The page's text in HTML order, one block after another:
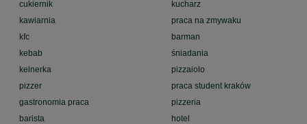
cukiernik
kawiarnia
kfc
kebab
kelnerka
pizzer
gastronomia praca
barista
kucharz
praca na zmywaku
barman
śniadania
pizzaiolo
praca student kraków
pizzeria
hotel